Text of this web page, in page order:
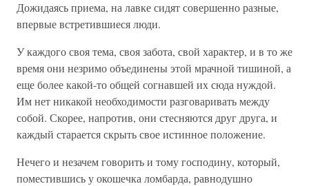
Дожидаясь приема, на лавке сидят совершенно разные,
впервые встретившиеся люди.
У каждого своя тема, своя забота, свой характер, и в то же
время они незримо объединены этой мрачной тишиной, а
еще более какой-то общей согнавшей их сюда нуждой.
Им нет никакой необходимости разговаривать между
собой. Скорее, напротив, они стесняются друг друга, и
каждый старается скрыть свое истинное положение.
Нечего и незачем говорить и тому господину, который,
поместившись у окошечка ломбарда, равнодушно